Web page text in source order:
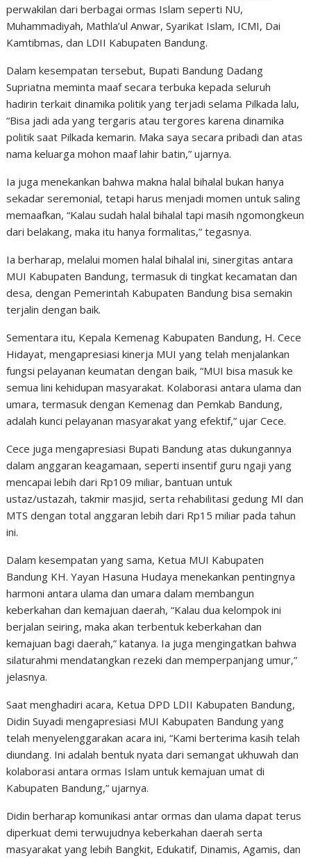
perwakilan dari berbagai ormas Islam seperti NU,
Muhammadiyah, Mathla’ul Anwar, Syarikat Islam, ICMI, Dai
Kamtibmas, dan LDII Kabupaten Bandung.
Dalam kesempatan tersebut, Bupati Bandung Dadang
Supriatna meminta maaf secara terbuka kepada seluruh
hadirin terkait dinamika politik yang terjadi selama Pilkada lalu,
“Bisa jadi ada yang tergaris atau tergores karena dinamika
politik saat Pilkada kemarin. Maka saya secara pribadi dan atas
nama keluarga mohon maaf lahir batin,” ujarnya.
Ia juga menekankan bahwa makna halal bihalal bukan hanya
sekadar seremonial, tetapi harus menjadi momen untuk saling
memaafkan, “Kalau sudah halal bihalal tapi masih ngomongkeun
dari belakang, maka itu hanya formalitas,” tegasnya.
Ia berharap, melalui momen halal bihalal ini, sinergitas antara
MUI Kabupaten Bandung, termasuk di tingkat kecamatan dan
desa, dengan Pemerintah Kabupaten Bandung bisa semakin
terjalin dengan baik.
Sementara itu, Kepala Kemenag Kabupaten Bandung, H. Cece
Hidayat, mengapresiasi kinerja MUI yang telah menjalankan
fungsi pelayanan keumatan dengan baik, “MUI bisa masuk ke
semua lini kehidupan masyarakat. Kolaborasi antara ulama dan
umara, termasuk dengan Kemenag dan Pemkab Bandung,
adalah kunci pelayanan masyarakat yang efektif,” ujar Cece.
Cece juga mengapresiasi Bupati Bandung atas dukungannya
dalam anggaran keagamaan, seperti insentif guru ngaji yang
mencapai lebih dari Rp109 miliar, bantuan untuk
ustaz/ustazah, takmir masjid, serta rehabilitasi gedung MI dan
MTS dengan total anggaran lebih dari Rp15 miliar pada tahun
ini.
Dalam kesempatan yang sama, Ketua MUI Kabupaten
Bandung KH. Yayan Hasuna Hudaya menekankan pentingnya
harmoni antara ulama dan umara dalam membangun
keberkahan dan kemajuan daerah, “Kalau dua kelompok ini
berjalan seiring, maka akan terbentuk keberkahan dan
kemajuan bagi daerah,” katanya. Ia juga mengingatkan bahwa
silaturahmi mendatangkan rezeki dan memperpanjang umur,”
jelasnya.
Saat menghadiri acara, Ketua DPD LDII Kabupaten Bandung,
Didin Suyadi mengapresiasi MUI Kabupaten Bandung yang
telah menyelenggarakan acara ini, “Kami berterima kasih telah
diundang. Ini adalah bentuk nyata dari semangat ukhuwah dan
kolaborasi antara ormas Islam untuk kemajuan umat di
Kabupaten Bandung,” ujarnya.
Didin berharap komunikasi antar ormas dan ulama dapat terus
diperkuat demi terwujudnya keberkahan daerah serta
masyarakat yang lebih Bangkit, Edukatif, Dinamis, Agamis, dan